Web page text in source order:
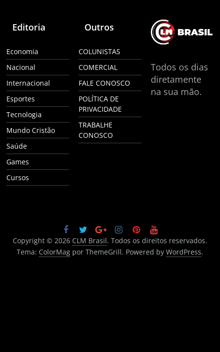
Editoria
Economia
Nacional
Internacional
Esportes
Tecnologia
Mundo Cristão
Saúde
Games
Cursos
Outros
COLUNISTAS
COMERCIAL
FALE CONOSCO
POLÍTICA DE
PRIVACIDADE
TRABALHE
CONOSCO
Todos os dias
diretamente
na sua mão.
Copyright © 2026 CLM Brasil. Todos os direitos reservados.
Tema: ColorMagpor ThemeGrill. Powered by WordPress.